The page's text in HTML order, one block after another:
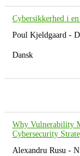
Cybersikkerhed i
Poul Kjeldgaard -
Dansk
Why Vulnerability
Cybersecurity
Alexandru Rusu -